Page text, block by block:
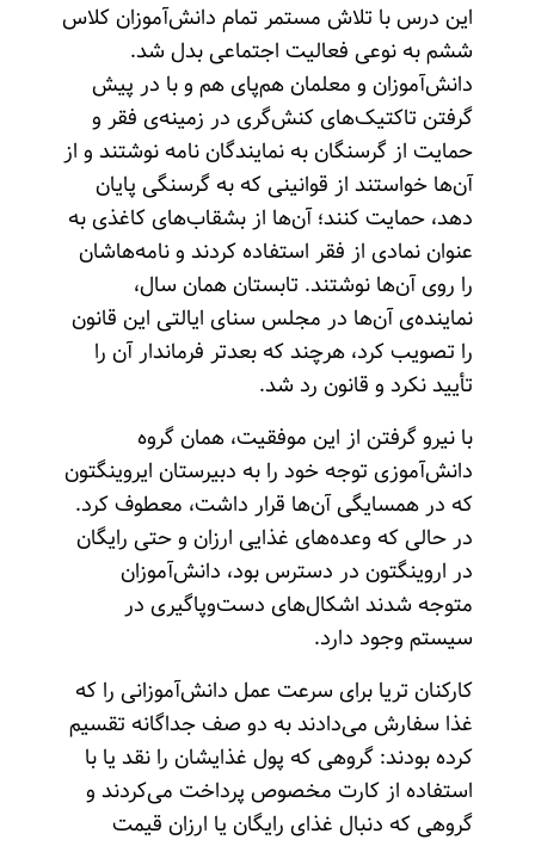
این درس با تلاش مستمر تمام ‌دانش‌آموزان کلاس
ششم به نوعی فعالیت اجتماعی بدل شد.
‌دانش‌آموزان و معلمان هم‌پای هم و با در پیش
گرفتن تاکتیک‌های کنش‌گری در زمینه‌ی فقر و
حمایت از گرسنگان به نمایندگان نامه نوشتند و از
آن‌ها خواستند از قوانینی که به گرسنگی پایان
دهد، حمایت کنند؛ آن‌ها از بشقاب‌های کاغذی به
عنوان نمادی از فقر استفاده کردند و نامه‌هاشان
را روی آن‌ها نوشتند. تابستان همان سال،
نماینده‌ی آن‌ها در مجلس سنای ایالتی این قانون
را تصویب کرد، هرچند که بعدتر فرماندار آن را
تأیید نکرد و قانون رد شد.
با نیرو گرفتن از این موفقیت، همان گروه
‌دانش‌آموزی توجه خود را به دبیرستان ایروینگتون
که در همسایگی آن‌ها قرار داشت، معطوف کرد.
در حالی که وعده‌های غذایی ارزان و حتی رایگان
در اروینگتون در دسترس بود، ‌دانش‌آموزان
متوجه شدند اشکال‌های دست‌وپاگیری در
سیستم وجود دارد.
کارکنان تریا برای سرعت عمل ‌دانش‌آموزانی را که
غذا سفارش می‌دادند به دو صف جداگانه تقسیم
کرده بودند: گروهی که پول غذایشان را نقد یا با
استفاده از کارت مخصوص پرداخت می‌کردند و
گروهی که دنبال غذای رایگان یا ارزان قیمت